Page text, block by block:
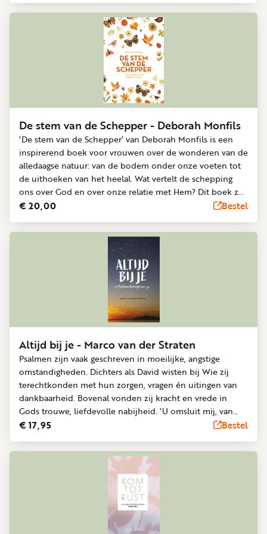
persoonlijke verwerkingsvragen. Een inspirerende reis van
verwondering, uitdaging en genade. Mooi opgemaakt
door Huis van Mijn. Annemieke van Bochove (1979) is
tekstschrijver en marketeer bij DagelijkseBroodkruimels.
Ze schrijft vanuit een verlangen om Gods hart zichtbaar te
De stem van de Schepper - Deborah Monfils
‘De stem van de Schepper’ van Deborah Monfils is een
inspirerend boek voor vrouwen over de wonderen van de
alledaagse natuur: van de bodem onder onze voeten tot
de uithoeken van het heelal. Wat vertelt de schepping
ons over God en over onze relatie met Hem? Dit boek zet
aan om bewuster om je heen te kijken en helpt je om te
nemen en telkens aan God herinnerd te worden. Een
praktisch boek met persoonlijke verhalen en een vleugje
€ 20,00 Bestel
Altijd bij je - Marco van der Straten
Psalmen zijn vaak geschreven in moeilijke, angstige
omstandigheden. Dichters als David wisten bij Wie zij
terechtkonden met hun zorgen, vragen én uitingen van
dankbaarheid. Bovenal vonden zij kracht en vrede in
Gods trouwe, liefdevolle nabijheid. ‘U omsluit mij, van
achteren en van voren, U legt uw hand op mij. Wonderlijk
139:5-6) Marco van der Straten schreef 40 hoopgevende
overdenkingen bij Psalmteksten. De sfeervolle
kleurenfoto’s van landschappen spreken op hun eigen
wijze van Gods scheppingskracht en nabijheid. Dit boek
geeft hoop, troost en vertrouwen door! ‘In dit boek gaan
de Psalmen (mijn lievelingsbijbelboek) léven.
€ 17,95 Bestel